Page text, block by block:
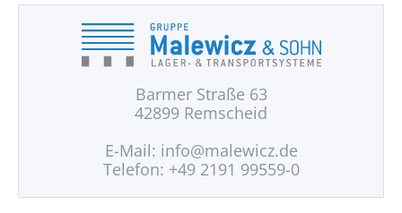
Barmer Straße 63
42899 Remscheid
E-Mail: info@malewicz.de
Telefon: +49 2191 99559-0